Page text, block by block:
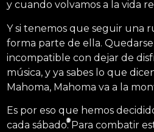
y cuando volvamos a la vida
Y si tenemos que seguir una
forma parte de ella. Quedarse
incompatible con dejar de
música, y ya sabes lo que
Mahoma, Mahoma va a la
Es por eso que hemos
cada sábado. Para combatir